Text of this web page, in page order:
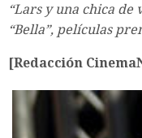
“Lars y una chica de
“Bella”, películas
[Redacción